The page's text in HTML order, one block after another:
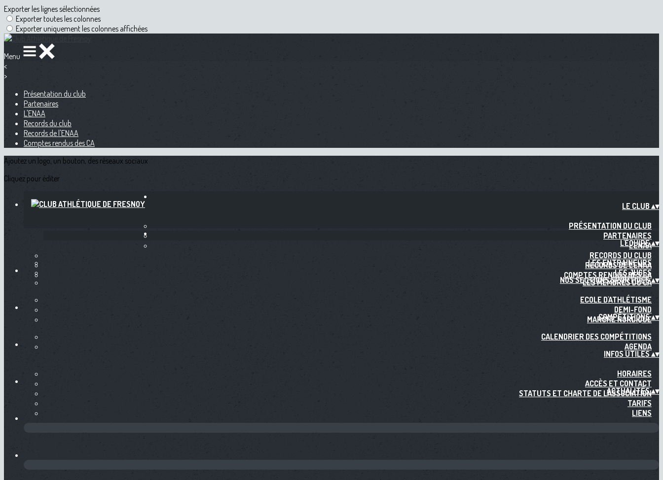
Exporter les lignes sélectionnées
Exporter toutes les colonnes
Exporter uniquement les colonnes affichées
Menu
<
>
Présentation du club
Partenaires
L'ENAA
Records du club
Records de l'ENAA
Comptes rendus des CA
Ajoutez un logo, un bouton, des réseaux sociaux
Cliquez pour éditer
LE CLUB ▴▾
PRÉSENTATION DU CLUB
PARTENAIRES
L'ENAA
RECORDS DU CLUB
RECORDS DE L'ENAA
COMPTES RENDUS DES CA
L'ÉQUIPE▴▾
LES ENTRAINEURS
LES JUGES
LES MEMBRES DU CA
NOS SECTIONS SPORTIVES▴▾
ECOLE D'ATHLÉTISME
DEMI-FOND
MARCHE NORDIQUE
COMPÉTITIONS▴▾
CALENDRIER DES COMPÉTITIONS
AGENDA
INFOS UTILES ▴▾
HORAIRES
ACCÈS ET CONTACT
STATUTS ET CHARTE DE L'ASSOCIATION
TARIFS
LIENS
ACTUALITÉS▴▾